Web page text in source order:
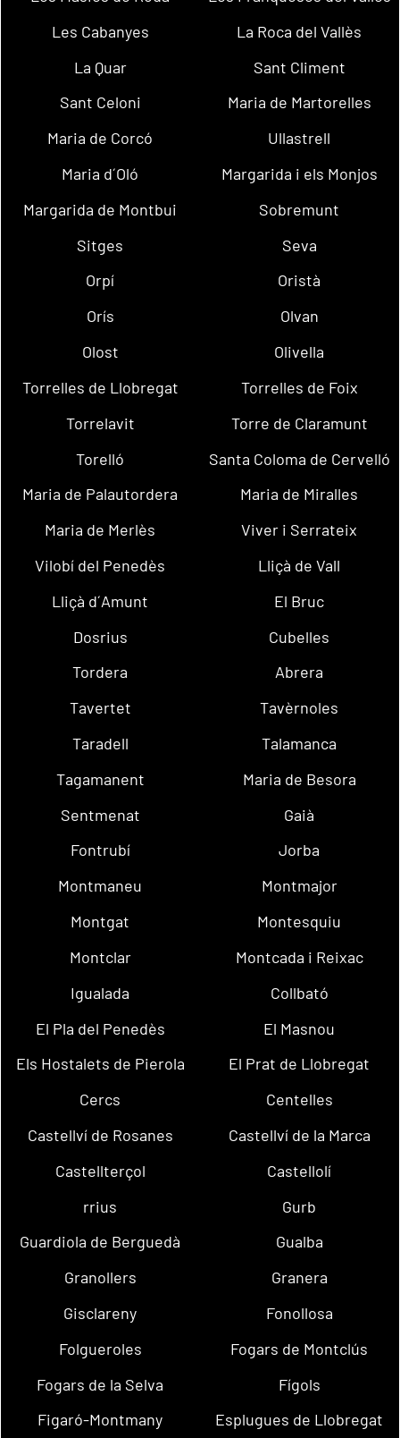
Les Cabanyes
La Roca del Vallès
La Quar
Sant Climent
Sant Celoni
Maria de Martorelles
Maria de Corcó
Ullastrell
Maria d´Oló
Margarida i els Monjos
Margarida de Montbui
Sobremunt
Sitges
Seva
Orpí
Oristà
Orís
Olvan
Olost
Olivella
Torrelles de Llobregat
Torrelles de Foix
Torrelavit
Torre de Claramunt
Torelló
Santa Coloma de Cervelló
Maria de Palautordera
Maria de Miralles
Maria de Merlès
Viver i Serrateix
Vilobí del Penedès
Lliçà de Vall
Lliçà d´Amunt
El Bruc
Dosrius
Cubelles
Tordera
Abrera
Tavertet
Tavèrnoles
Taradell
Talamanca
Tagamanent
Maria de Besora
Sentmenat
Gaià
Fontrubí
Jorba
Montmaneu
Montmajor
Montgat
Montesquiu
Montclar
Montcada i Reixac
Igualada
Collbató
El Pla del Penedès
El Masnou
Els Hostalets de Pierola
El Prat de Llobregat
Cercs
Centelles
Castellví de Rosanes
Castellví de la Marca
Castellterçol
Castellolí
rrius
Gurb
Guardiola de Berguedà
Gualba
Granollers
Granera
Gisclareny
Fonollosa
Folgueroles
Fogars de Montclús
Fogars de la Selva
Fígols
Figaró-Montmany
Esplugues de Llobregat